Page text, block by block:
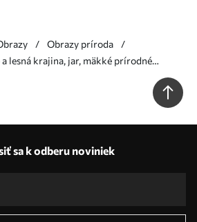
Obrazy príroda
lesná krajina, jar, mäkké prírodné
sa k odberu noviniek